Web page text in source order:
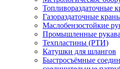
Топливораздаточные
Газораздаточные
Маслобензостойкие
Промышленные рукава
Техпластины (РТИ)
Катушки для шлангов
Быстросъёмные